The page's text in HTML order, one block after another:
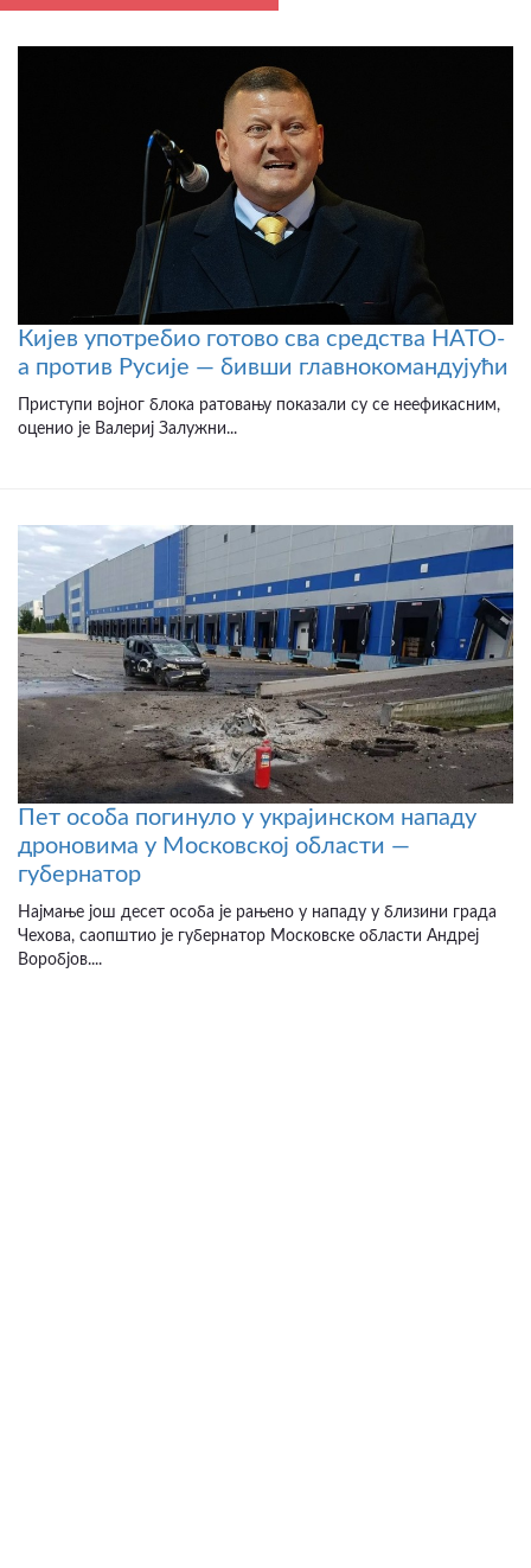
Кијев употребио готово сва средства НАТО-
а против Русије — бивши главнокомандујући
Приступи војног блока ратовању показали су се неефикасним,
оценио је Валериј Залужни...
Пет особа погинуло у украјинском нападу
дроновима у Московској области —
губернатор
Најмање још десет особа је рањено у нападу у близини града
Чехова, саопштио је губернатор Московске области Андреј
Воробјов....